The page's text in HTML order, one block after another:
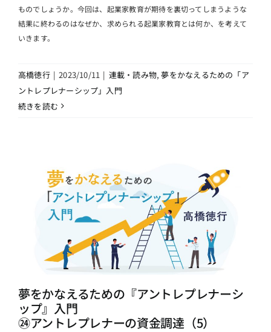
ものでしょうか。今回は、起業家教育が期待を裏切ってしまうような
結果に終わるのはなぜか、求められる起業家教育とは何か、を考えて
いきます。
高橋徳行 | 2023/10/11 | 連載・読み物,夢をかなえるための「ア
ントレプレナーシップ」入門
続きを読む
夢をかなえるための『アントレプレナーシ
ップ』入門
㉔アントレプレナーの資金調達（5）